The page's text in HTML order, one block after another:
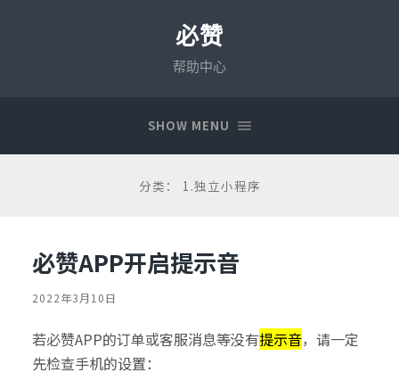
必赞
帮助中心
SHOW MENU
分类： 1.独立小程序
必赞APP开启提示音
2022年3月10日
若必赞APP的订单或客服消息等没有提示音，请一定
先检查手机的设置：